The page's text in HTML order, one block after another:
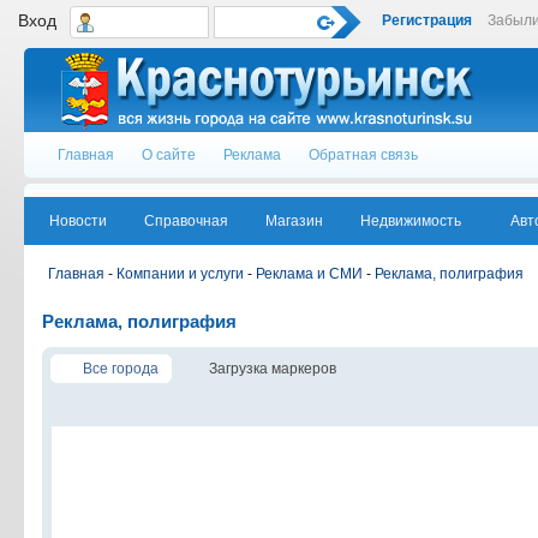
Вход Регистрация
Главная О сайте Реклама Обратная связь
Новости Справочная Магазин Недвижимость
Главная - Компании и услуги - Реклама и СМИ - Реклама, полиграфия
Реклама, полиграфия
Все города Загрузка маркеров